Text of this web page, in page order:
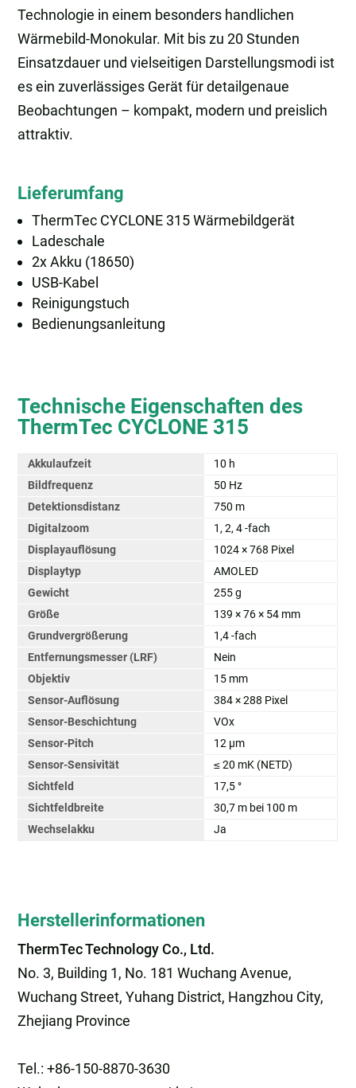
Technologie in einem besonders handlichen
Wärmebild-Monokular. Mit bis zu 20 Stunden
Einsatzdauer und vielseitigen Darstellungsmodi ist
es ein zuverlässiges Gerät für detailgenaue
Beobachtungen – kompakt, modern und preislich
attraktiv.
Lieferumfang
ThermTec CYCLONE 315 Wärmebildgerät
Ladeschale
2x Akku (18650)
USB-Kabel
Reinigungstuch
Bedienungsanleitung
Technische Eigenschaften des
ThermTec CYCLONE 315
Akkulaufzeit
10 h
Bildfrequenz
50 Hz
Detektionsdistanz
750 m
Digitalzoom
1, 2, 4 -fach
Displayauflösung
1024 × 768 Pixel
Displaytyp
AMOLED
Gewicht
255 g
Größe
139 × 76 × 54 mm
Grundvergrößerung
1,4 -fach
Entfernungsmesser (LRF)
Nein
Objektiv
15 mm
Sensor-Auflösung
384 × 288 Pixel
Sensor-Beschichtung
VOx
Sensor-Pitch
12 µm
Sensor-Sensivität
≤ 20 mK (NETD)
Sichtfeld
17,5 °
Sichtfeldbreite
30,7 m bei 100 m
Wechselakku
Ja
Herstellerinformationen
ThermTec Technology Co., Ltd.
No. 3, Building 1, No. 181 Wuchang Avenue,
Wuchang Street, Yuhang District, Hangzhou City,
Zhejiang Province
Tel.: +86-150-8870-3630